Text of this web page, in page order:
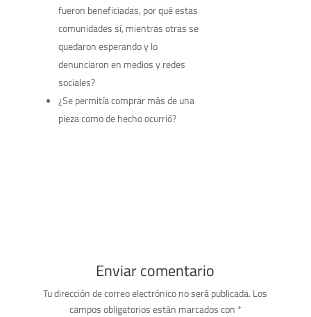
fueron beneficiadas, por qué estas
comunidades sí, mientras otras se
quedaron esperando y lo
denunciaron en medios y redes
sociales?
¿Se permitía comprar más de una
pieza como de hecho ocurrió?
Enviar comentario
Tu dirección de correo electrónico no será publicada. Los
campos obligatorios están marcados con *